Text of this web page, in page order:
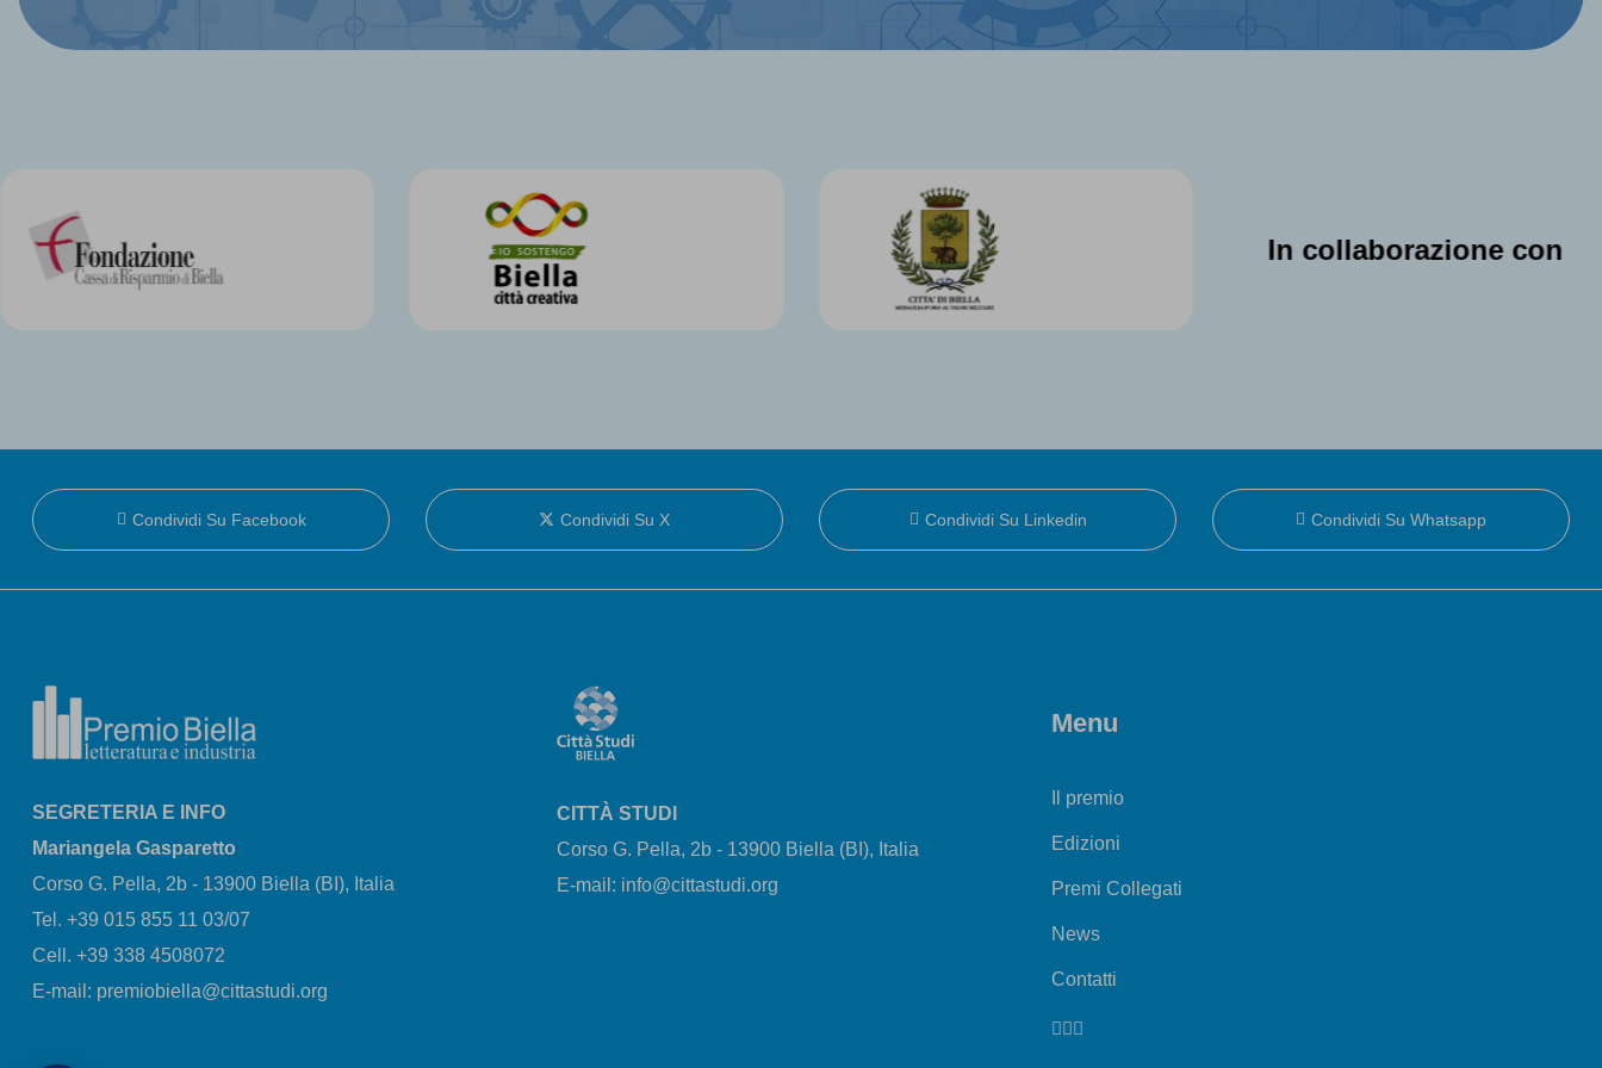
In collaborazione con
Condividi Su Facebook Condividi Su X Condividi Su Linkedin Condividi Su Whatsapp
SEGRETERIA E INFO
Mariangela Gasparetto
Corso G. Pella, 2b - 13900 Biella (BI), Italia
Tel. +39 015 855 11 03/07
Cell. +39 338 4508072
E-mail: premiobiella@cittastudi.org
CITTÀ STUDI
Corso G. Pella, 2b - 13900 Biella (BI), Italia
E-mail: info@cittastudi.org
Menu
Il premio
Edizioni
Premi Collegati
News
Contatti